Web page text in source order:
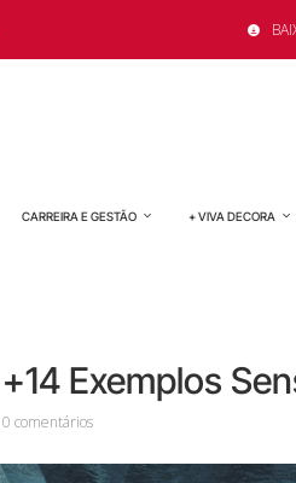
CARREIRA E GESTÃO + VIVA DECORA
Exemplos
0 comentários